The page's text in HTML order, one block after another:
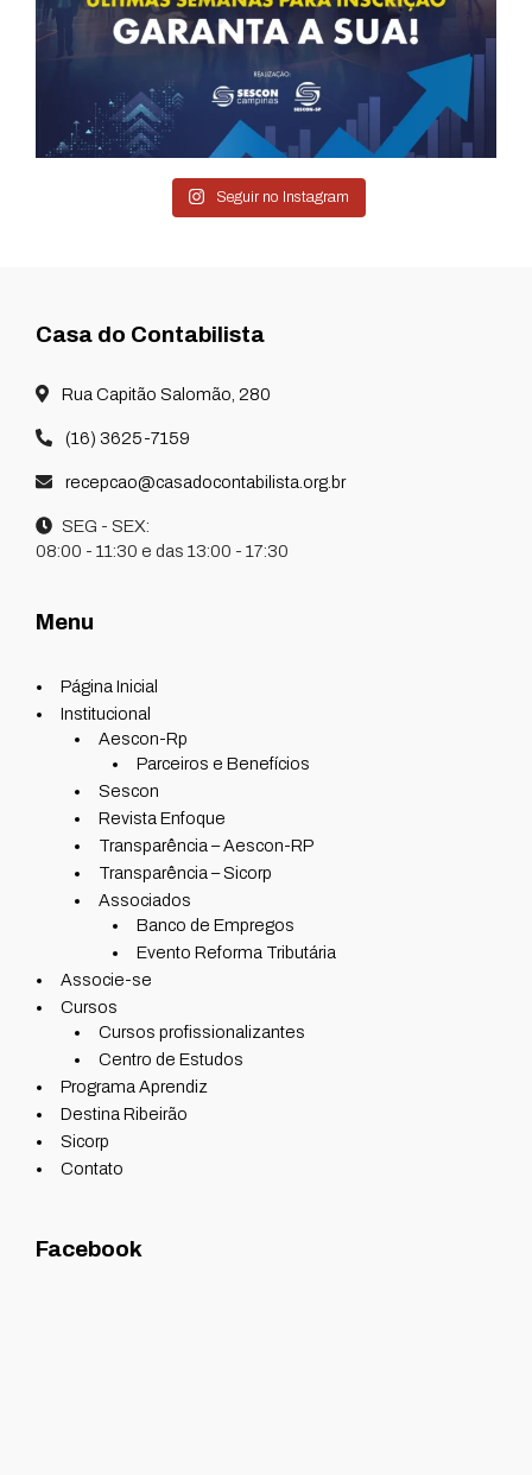
Seguir no Instagram
Casa do Contabilista
Rua Capitão Salomão, 280
(16) 3625-7159
recepcao@casadocontabilista.org.br
SEG - SEX:
08:00 - 11:30 e das 13:00 - 17:30
Menu
Página Inicial
Institucional
Aescon-Rp
Parceiros e Benefícios
Sescon
Revista Enfoque
Transparência – Aescon-RP
Transparência – Sicorp
Associados
Banco de Empregos
Evento Reforma Tributária
Associe-se
Cursos
Cursos profissionalizantes
Centro de Estudos
Programa Aprendiz
Destina Ribeirão
Sicorp
Contato
Facebook